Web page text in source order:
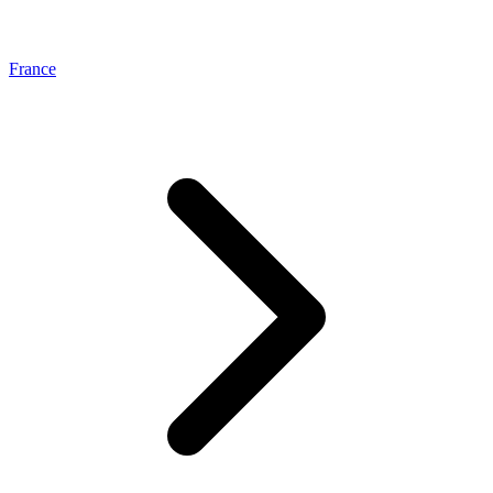
France